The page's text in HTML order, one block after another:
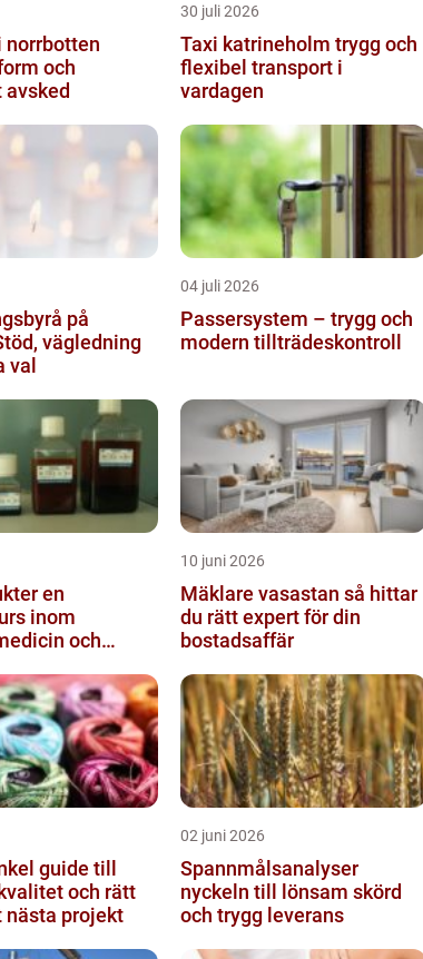
norrbotten
och
30 juli 2026
Taxi katrineholm trygg och
flexibel transport i
vardagen
på
vägledning
val
04 juli 2026
Passersystem – trygg och
modern tillträdeskontroll
en
inom
och
10 juni 2026
Mäklare vasastan så hittar
du rätt expert för din
bostadsaffär
och rätt
nästa projekt
02 juni 2026
Spannmålsanalyser
nyckeln till lönsam skörd
och trygg leverans